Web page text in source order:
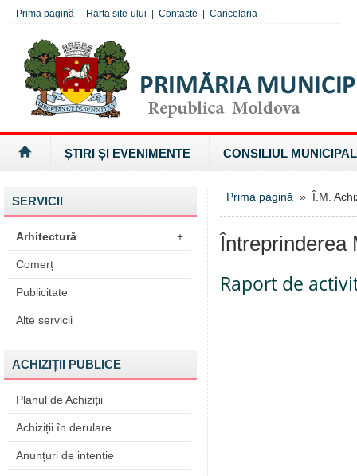
Prima pagină Harta site-ului Contacte Cancelaria
ȘTIRI ȘI EVENIMENTE CONSILIUL MUNICIPAL
SERVICII
Arhitectură +
Comerț
Publicitate
Alte servicii
ACHIZIȚII PUBLICE
Planul de Achiziții
Achiziții în derulare
Anunțuri de intenție
Prima pagină » Î.M.
Întreprinderea
Raport de